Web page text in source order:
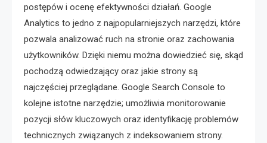
postępów i ocenę efektywności działań. Google
Analytics to jedno z najpopularniejszych narzędzi, które
pozwala analizować ruch na stronie oraz zachowania
użytkowników. Dzięki niemu można dowiedzieć się, skąd
pochodzą odwiedzający oraz jakie strony są
najczęściej przeglądane. Google Search Console to
kolejne istotne narzędzie; umożliwia monitorowanie
pozycji słów kluczowych oraz identyfikację problemów
technicznych związanych z indeksowaniem strony.